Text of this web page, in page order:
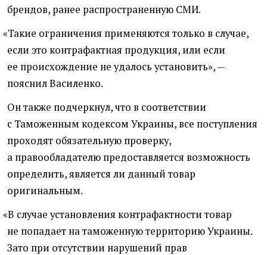
брендов, ранее распространенную СМИ.
«Такие ограничения применяются только в случае,
если это контрафактная продукция, или если
ее происхождение не удалось установить», —
пояснил Василенко.
Он также подчеркнул, что в соответствии
с Таможенным кодексом Украины, все поступления
проходят обязательную проверку,
а правообладателю предоставляется возможность
определить, является ли данный товар
оригинальным.
«В случае установления контрафактности товар
не попадает на таможенную территорию Украины.
Зато при отсутствии нарушений прав